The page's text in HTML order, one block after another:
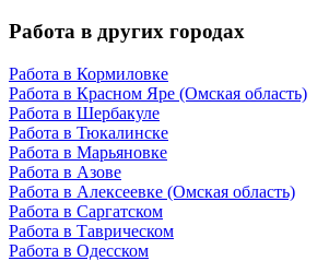
Работа в других городах
Работа в Кормиловке
Работа в Красном Яре (Омская область)
Работа в Шербакуле
Работа в Тюкалинске
Работа в Марьяновке
Работа в Азове
Работа в Алексеевке (Омская область)
Работа в Саргатском
Работа в Таврическом
Работа в Одесском